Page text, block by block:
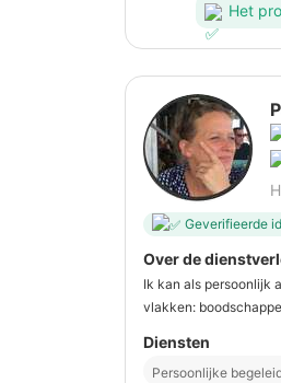
Het
Geverifieerde
Over de
Ik kan als persoonlijk
vlakken:
Diensten
Persoonlijke